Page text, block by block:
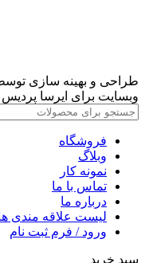
طراحی و بهینه سازی
وبسایت برای ایرسا
فروشگاه
وبلاگ
نمونه کار
تماس با ما
درباره ما
لیست علاقه مندی
ورود / فرم ثبت نام
سبد خرید